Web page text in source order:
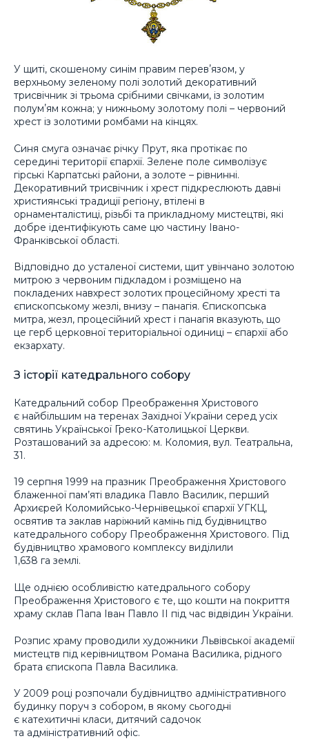
У щиті, скошеному синім правим перевʼязом, у
верхньому зеленому полі золотий декоративний
трисвічник зі трьома срібними свічками, із золотим
полумʼям кожна; у нижньому золотому полі – червоний
хрест із золотими ромбами на кінцях.
Синя смуга означає річку Прут, яка протікає по
середині території єпархії. Зелене поле символізує
гірські Карпатські райони, а золоте – рівнинні.
Декоративний трисвічник і хрест підкреслюють давні
християнські традиції регіону, втілені в
орнаменталістиці, різьбі та прикладному мистецтві, які
добре ідентифікують саме цю частину Івано-
Франківської області.
Відповідно до усталеної системи, щит увінчано золотою
митрою з червоним підкладом і розміщено на
покладених навхрест золотих процесійному хресті та
єпископському жезлі, внизу – панагія. Єпископська
митра, жезл, процесійний хрест і панагія вказують, що
це герб церковної територіальної одиниці – єпархії або
екзархату.
З історії катедрального собору
Катедральний собор Преображення Христового
є найбільшим на теренах Західної України серед усіх
святинь Української Греко-Католицької Церкви.
Розташований за адресою: м. Коломия, вул. Театральна,
31.
19 серпня 1999 на празник Преображення Христового
блаженної пам’яті владика Павло Василик, перший
Архиєрей Коломийсько-Чернівецької єпархії УГКЦ,
освятив та заклав наріжний камінь під будівництво
катедрального собору Преображення Христового. Під
будівництво храмового комплексу виділили
1,638 га землі.
Ще однією особливістю катедрального собору
Преображення Христового є те, що кошти на покриття
храму склав Папа Іван Павло II під час відвідин України.
Розпис храму проводили художники Львівської академії
мистецтв під керівництвом Романа Василика, рідного
брата єпископа Павла Василика.
У 2009 році розпочали будівництво адміністративного
будинку поруч з собором, в якому сьогодні
є катехитичні класи, дитячий садочок
та адміністративний офіс.